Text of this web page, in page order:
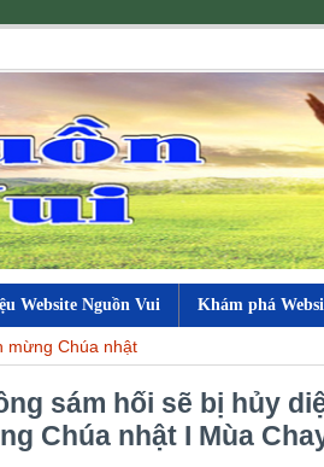
Website Nguồn Vui Khám phá
mừng Chúa nhật
sám hối sẽ bị hủy
Chúa nhật I Mùa